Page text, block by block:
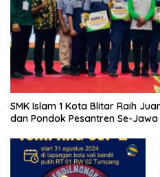
SMK Islam 1 Kota Blitar Raih
dan Pondok Pesantren Se-